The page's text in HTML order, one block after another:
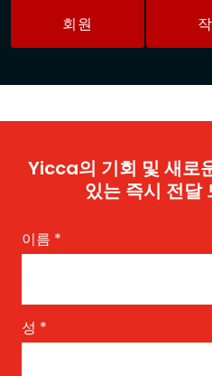
회원
Yicca의 기회 및 새로
있는 즉시 전달
이름 *
성 *